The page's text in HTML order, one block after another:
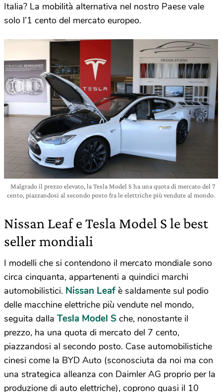
Italia? La mobilità alternativa nel nostro Paese vale
solo l’1 cento del mercato europeo.
Malgrado il prezzo elevato, la Tesla Model S ha una quota di mercato del 7
cento, piazzandosi al secondo posto fra le elettriche più vendute al mondo.
Nissan Leaf e Tesla Model S le best
seller mondiali
I modelli che si contendono il mercato mondiale sono
circa cinquanta, appartenenti a quindici marchi
automobilistici. Nissan Leafè saldamente sul podio
delle macchine elettriche più vendute nel mondo,
seguita dalla Tesla Model S che, nonostante il
prezzo, ha una quota di mercato del 7 cento,
piazzandosi al secondo posto. Case automobilistiche
cinesi come la BYD Auto (sconosciuta da noi ma con
una strategica alleanza con Daimler AG proprio per la
produzione di auto elettriche), coprono quasi il 10